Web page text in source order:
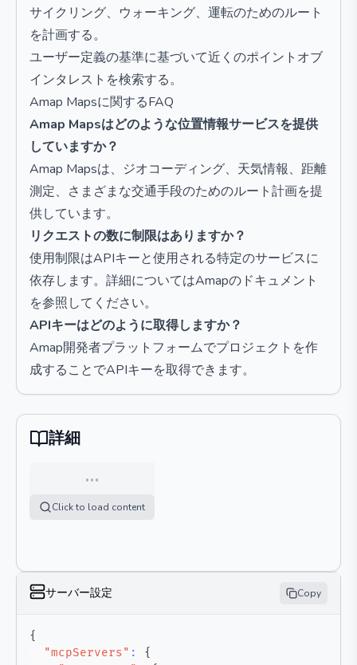
サイクリング、ウォーキング、運転のためのルート
を計画する。
ユーザー定義の基準に基づいて近くのポイントオブ
インタレストを検索する。
Amap Mapsに関するFAQ
Amap Mapsはどのような位置情報サービスを提供
していますか？
Amap Mapsは、ジオコーディング、天気情報、距離
測定、さまざまな交通手段のためのルート計画を提
供しています。
リクエストの数に制限はありますか？
使用制限はAPIキーと使用される特定のサービスに
依存します。詳細についてはAmapのドキュメント
を参照してください。
APIキーはどのように取得しますか？
Amap開発者プラットフォームでプロジェクトを作
成することでAPIキーを取得できます。
詳細
…
Click to load content
サーバー設定 Copy
{
"mcpServers" :
{